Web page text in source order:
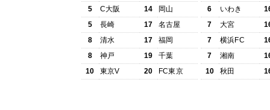
5
C大阪 14
岡山
5
長崎 17
名古屋
8
清水 17
福岡
8
神戸 19
千葉
10
東京V 20 FC東京
6
いわき
7
大宮
7
横浜FC
7
湘南
10
秋田